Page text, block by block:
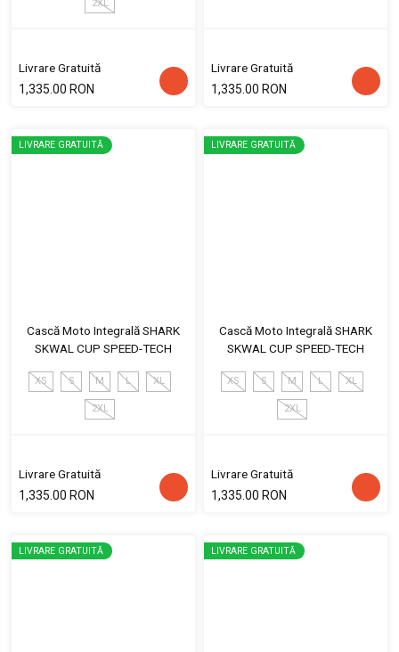
2XL
Livrare Gratuită
1,335.00 RON
Livrare Gratuită
1,335.00 RON
LIVRARE GRATUITĂ
Cască Moto Integrală SHARK
SKWAL CUP SPEED-TECH
XS S M L XL
2XL
Livrare Gratuită
1,335.00 RON
LIVRARE GRATUITĂ
Cască Moto Integrală SHARK
SKWAL CUP SPEED-TECH
XS S M L XL
2XL
Livrare Gratuită
1,335.00 RON
LIVRARE GRATUITĂ LIVRARE GRATUITĂ